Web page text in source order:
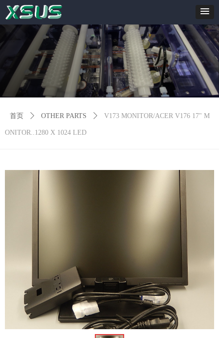
首页 ꄲ OTHER PARTS ꄲ V173 MONITOR/ACER V176 17" M
ONITOR..1280 X 1024 LED